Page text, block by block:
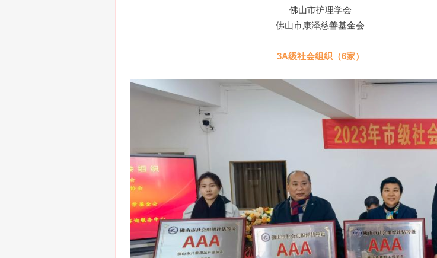
佛山市护理学会
佛山市康泽慈善基金会
3A级社会组织（6家）